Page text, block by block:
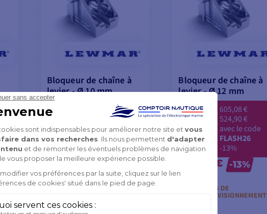
Bloqueur de chaîne à
levier - Ø 10 mm
📢
Promo
Flash
402,91 €
357,90 €
avec le code
FLASH26
-11%
382,90 €
402,91 €
-11%
EN COURS DE
Bloqueur de chaîne à
levier - Ø 12 mm
Flash
605,08 €
524,90 €
avec le code
FLASH26
-13%
574,90 €
605,08 €
-13%
EN COURS DE
RÉAPPROVISIONNEMENT